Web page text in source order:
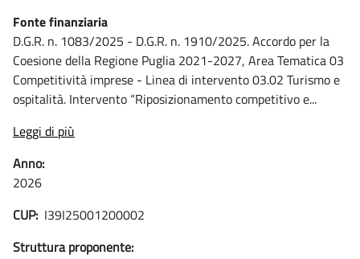
Fonte finanziaria
D.G.R. n. 1083/2025 - D.G.R. n. 1910/2025. Accordo per la
Coesione della Regione Puglia 2021-2027, Area Tematica 03
Competitività imprese - Linea di intervento 03.02 Turismo e
ospitalità. Intervento “Riposizionamento competitivo e...
Leggi di più
Anno:
2026
CUP: I39I25001200002
Struttura proponente: